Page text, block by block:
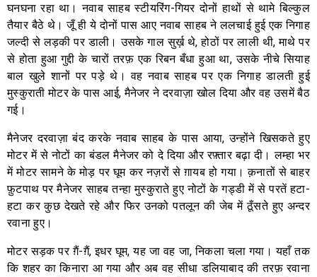
घनघना रहा था। नवाब साहब स्टीयरिंग-गियर दोनों हाथों से थामे बिल्कुल
तैयार बैठे थे। जूँ ही ये दोनों पास आए नवाब साहब ने ललचाई हुई एक निगाह
जल्दी से लड़की पर डाली। उसके गाल सुर्ख़ थे, होठों पर लाली थी, माथे पर
से होता हुआ गुद्दी के चारों तरफ़ एक रिबन बँधा हुआ था, उसके नीचे सियाह
बाल खुले शानों पर पड़े थे। वह नवाब साहब पर एक निगाह डालती हुई
मुस्कुराती मोटर के पास आई, मैनेजर ने दरवाज़ा खोल दिया और वह उसमें बैठ
गई।
मैनेजर दरवाज़ा बंद करके नवाब साहब के पास आया, उन्होंने खिसकते हुए
मोटर में से नोटों का बंडल मैनेजर को दे दिया और रफ़्तार बढ़ा दी। लम्हा भर
में मोटर सामने के मोड़ पर घूम कर नज़रों से ग़ायब हो गया। क़नातों से बाहर
फ़ुटपाथ पर मैनेजर साहब तन्हा मुस्कुराते हुए नोटों के गड्डी में से परतें हटा-
हटा कर कुछ देखते रहे और फिर उनको पतलून की जेब में ठूँसते हुए अन्दर
रवाना हुए।
मोटर सड़क पर ग़ैं-ग़ैं, इधर घूम, यह जा वह जा, निकला चला गया। यहाँ तक
कि शहर का किनारा आ गया और अब वह सीधा डलियाबाद की तरफ़ रवाना